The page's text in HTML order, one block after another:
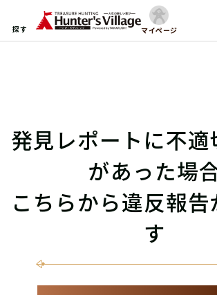
探す マイページ
発見レポートに不適
があった場
こちらから違反報
す